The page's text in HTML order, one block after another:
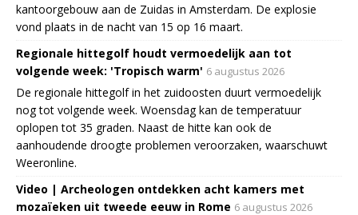
kantoorgebouw aan de Zuidas in Amsterdam. De explosie
vond plaats in de nacht van 15 op 16 maart.
Regionale hittegolf houdt vermoedelijk aan tot
volgende week: 'Tropisch warm' 6 augustus 2026
De regionale hittegolf in het zuidoosten duurt vermoedelijk
nog tot volgende week. Woensdag kan de temperatuur
oplopen tot 35 graden. Naast de hitte kan ook de
aanhoudende droogte problemen veroorzaken, waarschuwt
Weeronline.
Video | Archeologen ontdekken acht kamers met
mozaïeken uit tweede eeuw in Rome 6 augustus 2026